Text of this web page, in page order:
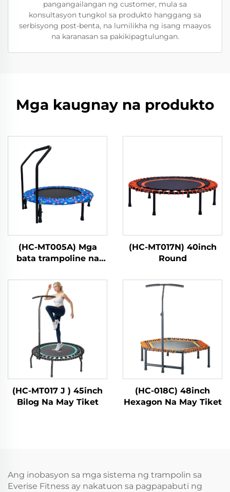
pangangailangan ng customer, mula sa
konsultasyon tungkol sa produkto hanggang sa
serbisyong post-benta, na lumilikha ng isang maayos
na karanasan sa pakikipagtulungan.
Mga kaugnay na produkto
(HC-MT005A) Mga
bata trampoline na
(HC-MT017N) 40inch
Round
(HC-MT017 J ) 45inch
Bilog Na May Tiket
(HC-018C) 48inch
Hexagon Na May Tiket
Ang inobasyon sa mga sistema ng trampolin sa
Everise Fitness ay nakatuon sa pagpapabuti ng